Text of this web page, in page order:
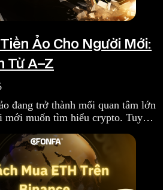
Ảo Cho Người Mới:
Từ A–Z
đang trở thành mối quan tâm lớn
mới muốn tìm hiểu crypto. Tuy…